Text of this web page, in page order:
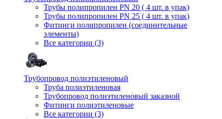
Трубы полипропилен PN 20 ( 4 шт. в упак)
Трубы полипропилен PN 25 ( 4 шт. в упак)
Фитинги полипропилен (cоединительные
элементы)
Все категории (3)
Трубопровод полиэтиленовый
Труба полиэтиленовая
Трубопровод полиэтиленовый заказной
Фитинги полиэтиленовые
Все категории (3)